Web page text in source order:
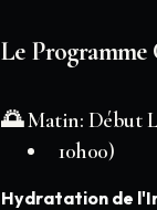
Le
🌅 Matin: Début
10h00)
Hydratation de